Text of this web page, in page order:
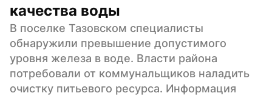
качества воды
В поселке Тазовском специалисты
обнаружили превышение допустимого
уровня железа в воде. Власти района
потребовали от коммунальщиков наладить
очистку питьевого ресурса. Информация